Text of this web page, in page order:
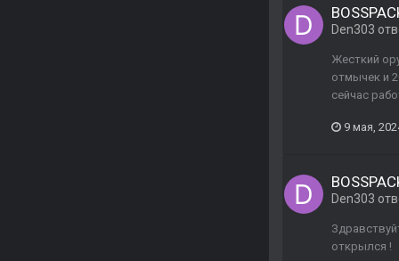
Den303
Жесткий
отмычек и
сейчас
9 мая,
Den303
открылся !